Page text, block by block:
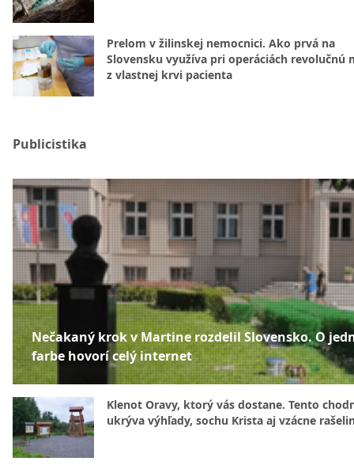
Prelom v žilinskej nemocnici. Ako prvá na
Slovensku využíva pri operáciách revolučnú
z vlastnej krvi pacienta
Publicistika
Nečakaný krok v Martine rozdelil Slovensko. O
farbe hovorí celý internet
Klenot Oravy, ktorý vás dostane. Tento
ukrýva výhľady, sochu Krista aj vzácne